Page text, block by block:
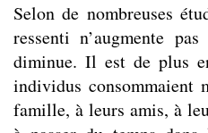
Selon de nombreuses
ressenti n’augmente
diminue. Il est de plus
individus consommaient
famille, à leurs amis, à